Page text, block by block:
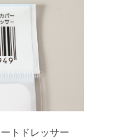
トドレッサー